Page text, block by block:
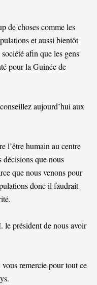
de choses comme les
et aussi bientôt
afin que les gens
pour la Guinée de
aujourd’hui aux
l’être humain au centre
décisions que nous
que nous venons pour
donc il faudrait
président de nous avoir
remercie pour tout ce